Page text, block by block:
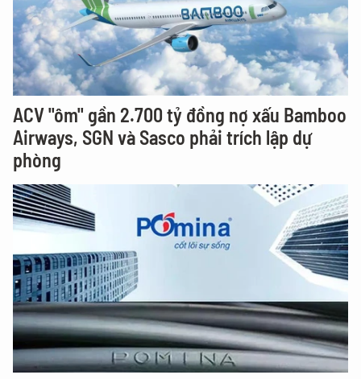
ACV "ôm" gần 2.700 tỷ đồng nợ xấu Bamboo
Airways, SGN và Sasco phải trích lập dự
phòng